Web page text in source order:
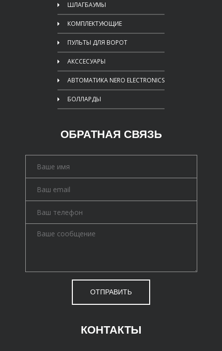
ШЛАГБАУМЫ
КОМПЛЕКТУЮЩИЕ
ПУЛЬТЫ ДЛЯ ВОРОТ
АКССЕСУАРЫ
АВТОМАТИКА NERO ELECTRONICS
БОЛЛАРДЫ
ОБРАТНАЯ СВЯЗЬ
ОТПРАВИТЬ
КОНТАКТЫ